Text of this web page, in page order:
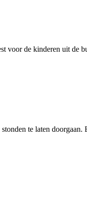
voor de kinderen uit de
te laten